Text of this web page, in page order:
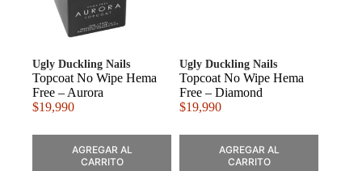
Ugly Duckling Nails
Topcoat No Wipe Hema
Free – Aurora
$19,990
AGREGAR AL
CARRITO
Ugly Duckling Nails
Topcoat No Wipe Hema
Free – Diamond
$19,990
AGREGAR AL
CARRITO